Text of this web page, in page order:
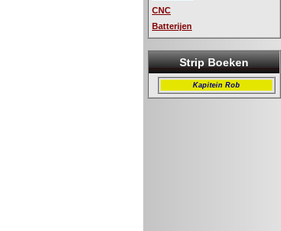
CNC
Batterijen
Strip Boeken
Kapitein Rob